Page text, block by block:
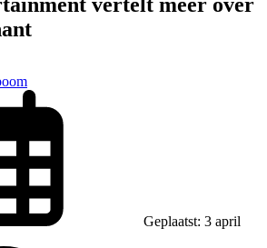
Geplaatst: 3 april